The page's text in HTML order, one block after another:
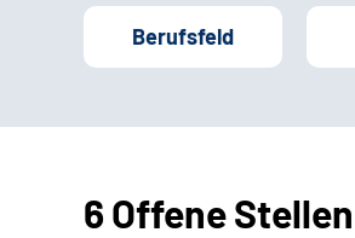
Berufsfeld
6 Offene Stellen